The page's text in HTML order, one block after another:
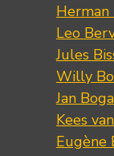
Herman
Leo
Jules
Willy
Jan
Kees
Eugène